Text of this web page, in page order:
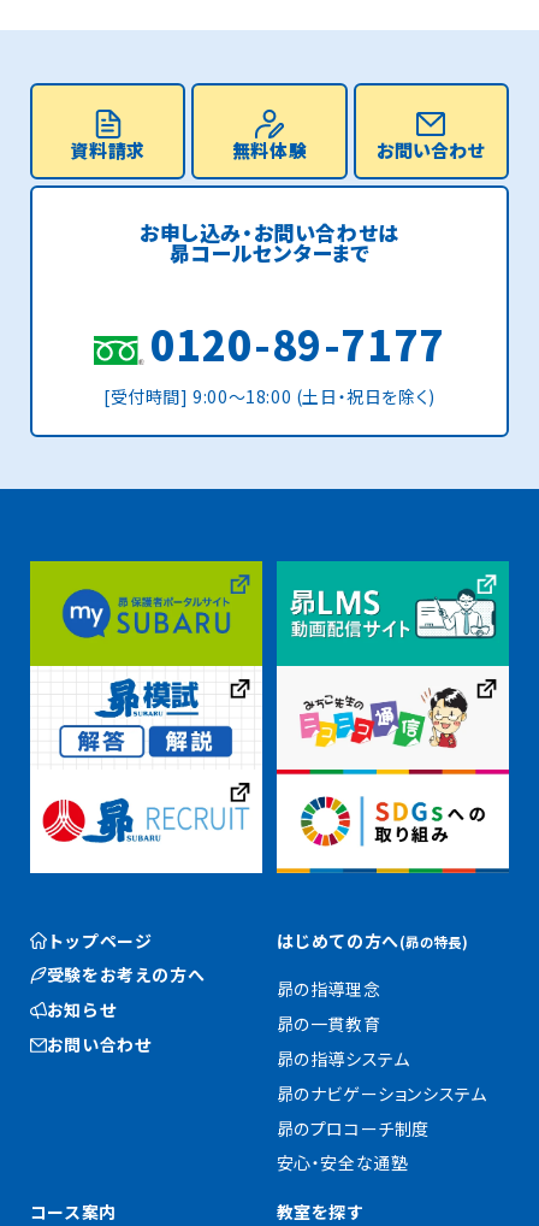
資料請求 無料体験 お問い合わせ
お申し込み・お問い合わせは
昴コールセンターまで
0120-89-7177
[受付時間] 9:00〜18:00 (土日・祝日を除く)
トップページ
受験をお考えの方へ
お知らせ
お問い合わせ
はじめての方へ(昴の特長)
昴の指導理念
昴の一貫教育
昴の指導システム
昴のナビゲーションシステム
昴のプロコーチ制度
安心・安全な通塾
コース案内 教室を探す